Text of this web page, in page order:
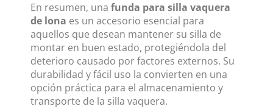
En resumen, una funda para silla vaquera
de lona es un accesorio esencial para
aquellos que desean mantener su silla de
montar en buen estado, protegiéndola del
deterioro causado por factores externos. Su
durabilidad y fácil uso la convierten en una
opción práctica para el almacenamiento y
transporte de la silla vaquera.